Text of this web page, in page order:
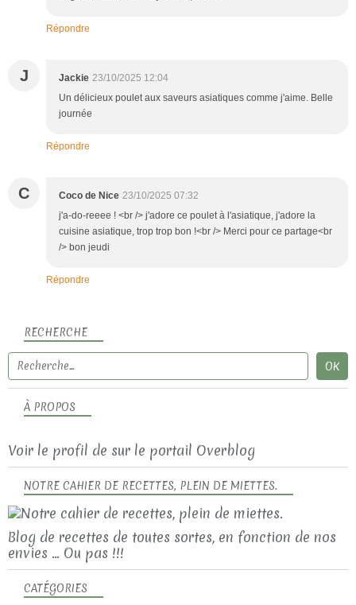
Répondre
J Jackie 23/10/2025 12:04
Un délicieux poulet aux saveurs asiatiques comme j'aime. Belle
journée
Répondre
C Coco de Nice 23/10/2025 07:32
j'a-do-reeee ! <br /> j'adore ce poulet à l'asiatique, j'adore la
cuisine asiatique, trop trop bon !<br /> Merci pour ce partage<br
/> bon jeudi
Répondre
RECHERCHE
NOTRE CAHIER DE RECETTES, PLEIN DE MIETTES.
Blog de recettes de toutes sortes, en fonction de nos
envies ... Ou pas !!!
À PROPOS
Voir le profil de sur le portail Overblog
CATÉGORIES